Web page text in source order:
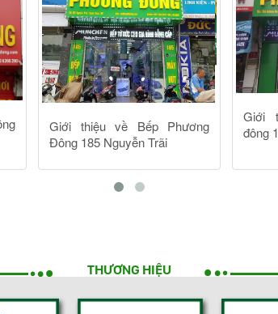
THƯƠNG HIỆU